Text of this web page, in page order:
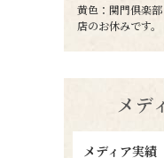
黄色：関門倶楽
店のお休みです。
メデ
メディア実績